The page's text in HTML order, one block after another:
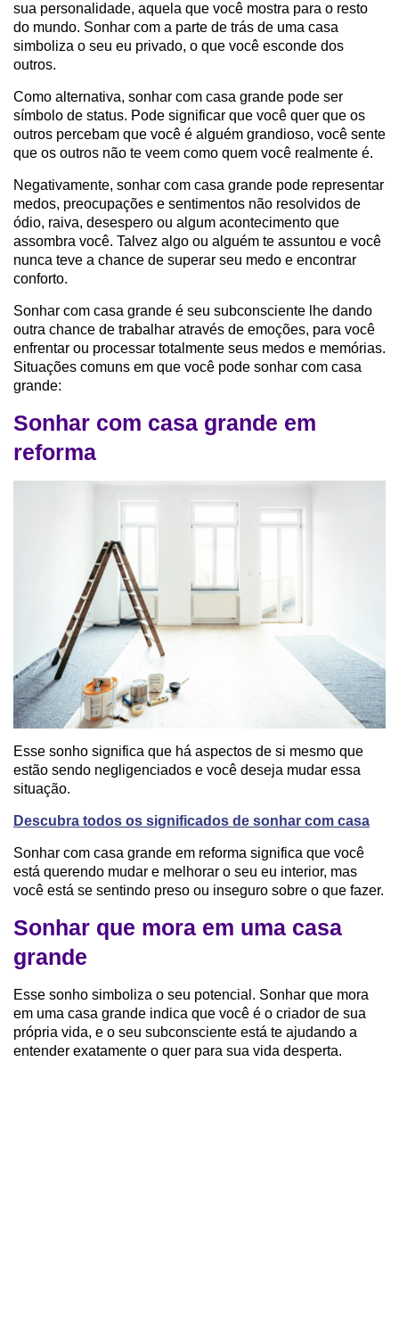
sua personalidade, aquela que você mostra para o resto
do mundo. Sonhar com a parte de trás de uma casa
simboliza o seu eu privado, o que você esconde dos
outros.
Como alternativa, sonhar com casa grande pode ser
símbolo de status. Pode significar que você quer que os
outros percebam que você é alguém grandioso, você sente
que os outros não te veem como quem você realmente é.
Negativamente, sonhar com casa grande pode representar
medos, preocupações e sentimentos não resolvidos de
ódio, raiva, desespero ou algum acontecimento que
assombra você. Talvez algo ou alguém te assuntou e você
nunca teve a chance de superar seu medo e encontrar
conforto.
Sonhar com casa grande é seu subconsciente lhe dando
outra chance de trabalhar através de emoções, para você
enfrentar ou processar totalmente seus medos e memórias.
Situações comuns em que você pode sonhar com casa
grande:
Sonhar com casa grande em
reforma
Esse sonho significa que há aspectos de si mesmo que
estão sendo negligenciados e você deseja mudar essa
situação.
Descubra todos os significados de sonhar com casa
Sonhar com casa grande em reforma significa que você
está querendo mudar e melhorar o seu eu interior, mas
você está se sentindo preso ou inseguro sobre o que fazer.
Sonhar que mora em uma casa
grande
Esse sonho simboliza o seu potencial. Sonhar que mora
em uma casa grande indica que você é o criador de sua
própria vida, e o seu subconsciente está te ajudando a
entender exatamente o quer para sua vida desperta.